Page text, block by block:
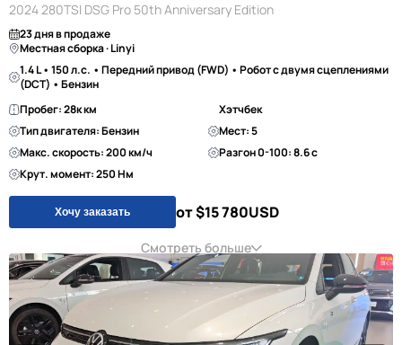
2024 280TSI DSG Pro 50th Anniversary Edition
23 дня в продаже
Местная сборка · Linyi
1.4 L • 150 л.с. • Передний привод (FWD) • Робот с двумя сцеплениями
(DCT) • Бензин
Пробег: 28к км
Хэтчбек
Тип двигателя: Бензин
Мест: 5
Макс. скорость: 200 км/ч
Разгон 0-100: 8.6 с
Крут. момент: 250 Нм
Хочу заказать от $15 780USD
Смотреть больше